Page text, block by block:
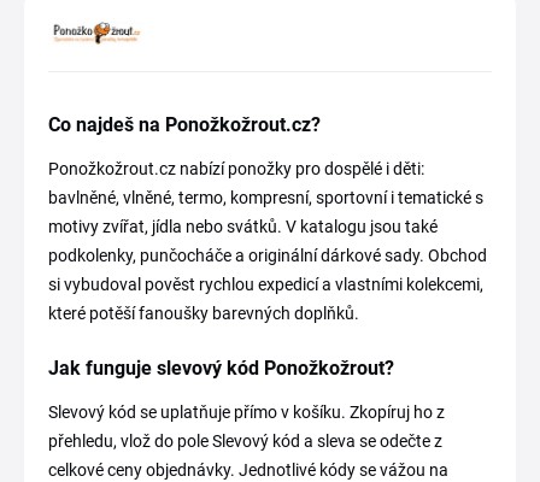
Co najdeš na Ponožkožrout.cz?
Ponožkožrout.cz nabízí ponožky pro dospělé i děti:
bavlněné, vlněné, termo, kompresní, sportovní i tematické s
motivy zvířat, jídla nebo svátků. V katalogu jsou také
podkolenky, punčocháče a originální dárkové sady. Obchod
si vybudoval pověst rychlou expedicí a vlastními kolekcemi,
které potěší fanoušky barevných doplňků.
Jak funguje slevový kód Ponožkožrout?
Slevový kód se uplatňuje přímo v košíku. Zkopíruj ho z
přehledu, vlož do pole Slevový kód a sleva se odečte z
celkové ceny objednávky. Jednotlivé kódy se vážou na